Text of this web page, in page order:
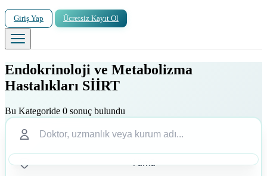
Giriş Yap Ücretsiz Kayıt Ol
Endokrinoloji ve Metabolizma
Hastalıkları SİİRT
Bu Kategoride 0 sonuç bulundu